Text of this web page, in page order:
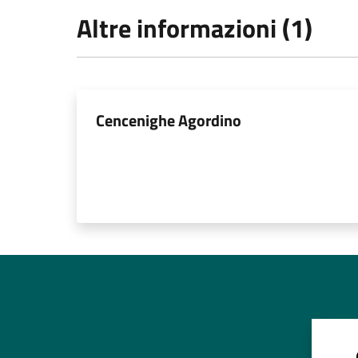
Altre informazioni (1)
Cencenighe Agordino